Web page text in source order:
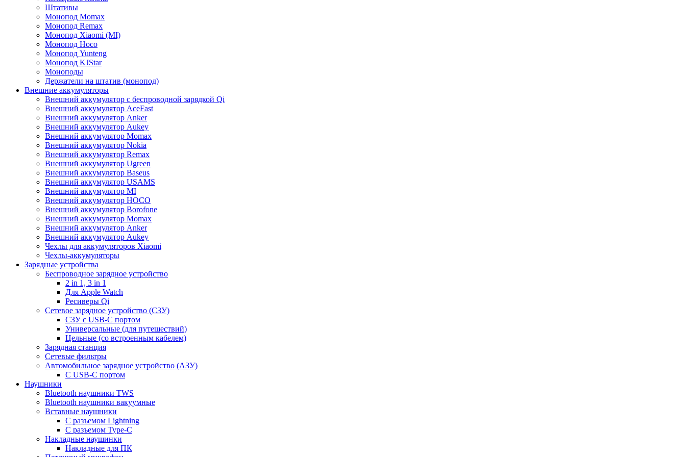
Штативы
Монопод Momax
Монопод Remax
Монопод Xiaomi (MI)
Монопод Hoco
Монопод Yunteng
Монопод KJStar
Моноподы
Держатели на штатив (монопод)
Внешние аккумуляторы
Внешний аккумулятор с беспроводной зарядкой Qi
Внешний аккумулятор AceFast
Внешний аккумулятор Anker
Внешний аккумулятор Aukey
Внешний аккумулятор Momax
Внешний аккумулятор Nokia
Внешний аккумулятор Remax
Внешний аккумулятор Ugreen
Внешний аккумулятор Baseus
Внешний аккумулятор USAMS
Внешний аккумулятор MI
Внешний аккумулятор HOCO
Внешний аккумулятор Borofone
Внешний аккумулятор Momax
Внешний аккумулятор Anker
Внешний аккумулятор Aukey
Чехлы для аккумуляторов Xiaomi
Чехлы-аккумуляторы
Зарядные устройства
Беспроводное зарядное устройство
2 in 1, 3 in 1
Для Apple Watch
Ресиверы Qi
Сетевое зарядное устройство (СЗУ)
СЗУ с USB-C портом
Универсальные (для путешествий)
Цельные (со встроенным кабелем)
Зарядная станция
Сетевые фильтры
Автомобильное зарядное устройство (АЗУ)
C USB-C портом
Наушники
Bluetooth наушники TWS
Bluetooth наушники вакуумные
Вставные наушники
C разъемом Lightning
C разъемом Type-C
Накладные наушинки
Накладные для ПК